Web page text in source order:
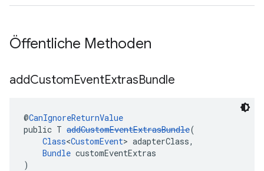
Öffentliche Methoden
addCustomEventExtrasBundle
@CanIgnoreReturnValue
public T addCustomEventExtrasBundle(
Class<CustomEvent> adapterClass,
Bundle customEventExtras
)